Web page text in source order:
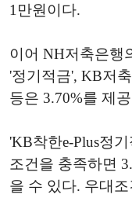
1만원이다.
이어 NH저축은행
'정기적금', KB저
등은 3.70%를 제
'KB착한e-Plus정
조건을 충족하면
을 수 있다. 우대